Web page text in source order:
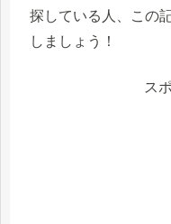
探している人、この
しましょう！
ス